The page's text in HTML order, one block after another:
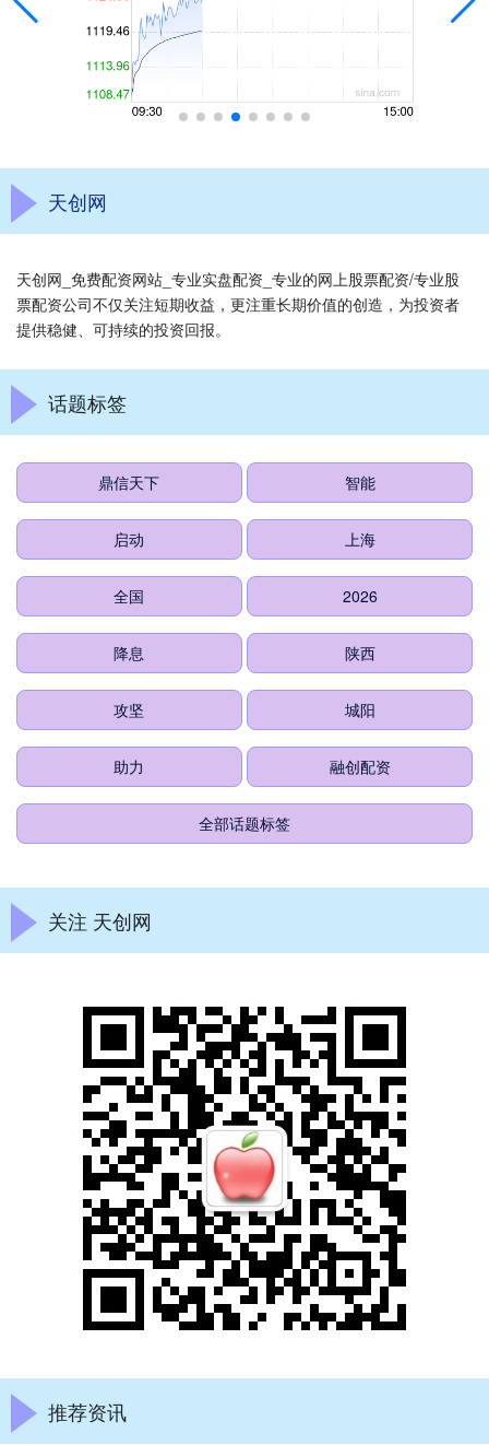
天创网
天创网_免费配资网站_专业实盘配资_专业的网上股票配资/专业股
票配资公司不仅关注短期收益，更注重长期价值的创造，为投资者
提供稳健、可持续的投资回报。
话题标签
鼎信天下 智能
启动 上海
全国 2026
降息 陕西
攻坚 城阳
助力 融创配资
全部话题标签
关注 天创网
推荐资讯